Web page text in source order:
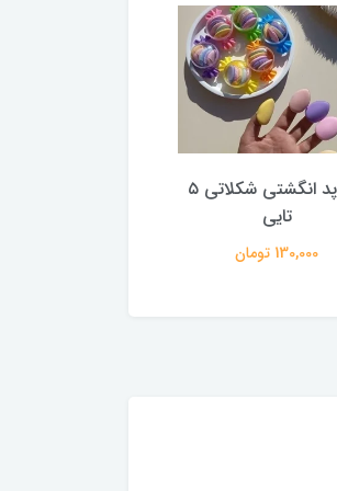
پک پد انگشتی شکلاتی ۵
تایی
130,000 تومان